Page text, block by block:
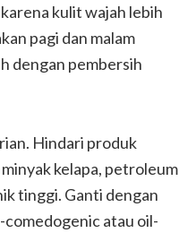
kulit wajah lebih
pagi dan malam
dengan pembersih
Hindari produk
kelapa, petroleum
tinggi. Ganti dengan
atau oil-